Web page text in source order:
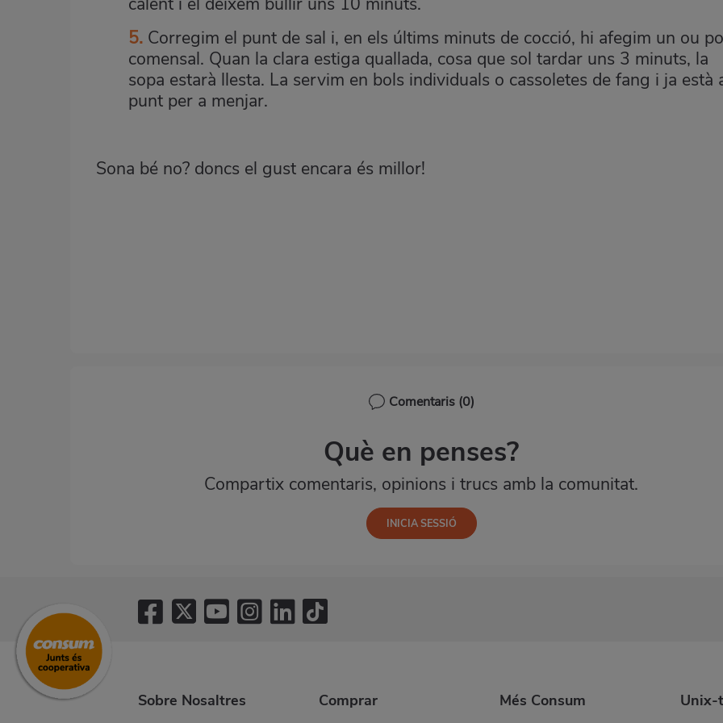
5. Corregim el punt de sal i, en els últims minuts de cocció, hi afegim un ou
comensal. Quan la clara estiga quallada, cosa que sol tardar uns 3 minuts, la
sopa estarà llesta. La servim en bols individuals o cassoletes de fang i ja està
punt per a menjar.
Sona bé no? doncs el gust encara és millor!
Comentaris (0)
Què en penses?
Compartix comentaris, opinions i trucs amb la comunitat.
Sobre Nosaltres Comprar Més Consum Unix-